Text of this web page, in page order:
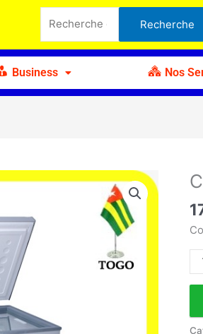
pour :
Recherche
Business Nos